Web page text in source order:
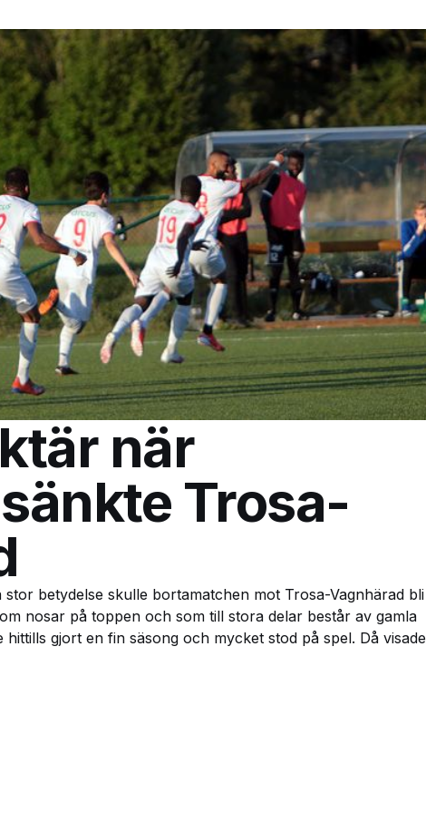
när
Trosa-
betydelse skulle bortamatchen mot Trosa-Vagnhärad bli
nosar på toppen och som till stora delar består av gamla
gjort en fin säsong och mycket stod på spel. Då visade